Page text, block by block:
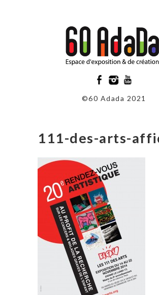
©60 Adada 2021
111-des-arts-